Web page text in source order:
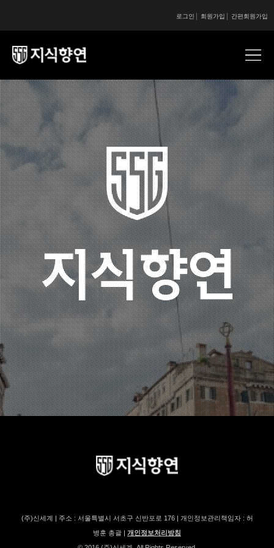
간편회원가입
회원가입
로그인
콘텐츠 시작
(주)신세계 | 주소 : 서울특별시 서초구 신반포로 176 | 개인정보관리책임자 : 허
병훈 총괄 | 개인정보처리방침